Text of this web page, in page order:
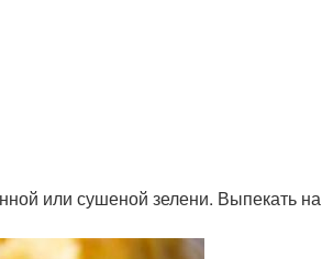
или сушеной зелени. Выпекать на